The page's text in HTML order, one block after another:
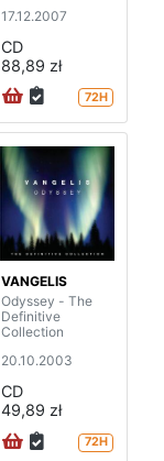
17.12.2007
CD
88,89 zł
72H
VANGELIS
Odyssey - The
Definitive
Collection
20.10.2003
CD
49,89 zł
72H